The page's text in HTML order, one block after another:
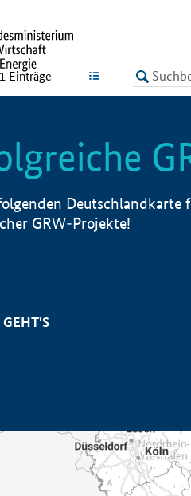
LISTE
Einträge
Deutschlandkarte
GRW-Projekte!
GEHT'S